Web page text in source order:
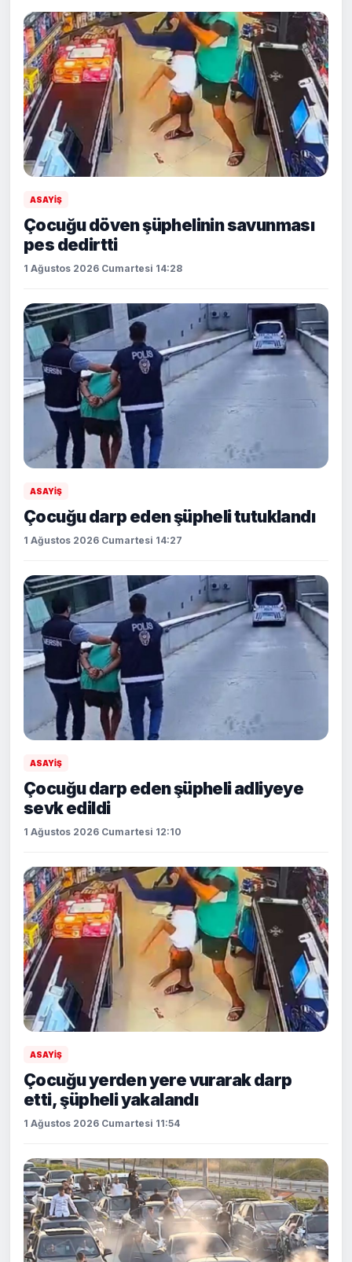
ASAYİŞ
Çocuğu döven şüphelinin savunması
pes dedirtti
1 Ağustos 2026 Cumartesi 14:28
ASAYİŞ
Çocuğu darp eden şüpheli tutuklandı
1 Ağustos 2026 Cumartesi 14:27
ASAYİŞ
Çocuğu darp eden şüpheli adliyeye
sevk edildi
1 Ağustos 2026 Cumartesi 12:10
ASAYİŞ
Çocuğu yerden yere vurarak darp
etti, şüpheli yakalandı
1 Ağustos 2026 Cumartesi 11:54